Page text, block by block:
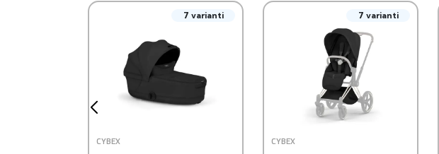
7 varianti
CYBEX
7 varianti
CYBEX